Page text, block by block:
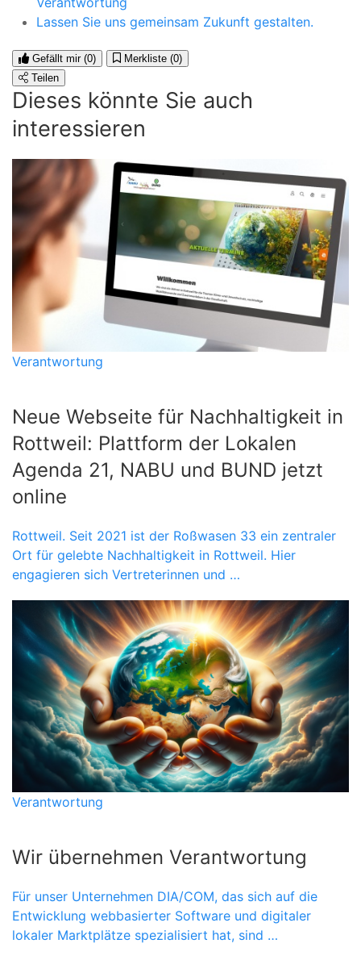
Lassen Sie uns gemeinsam Zukunft gestalten.
Gefällt mir (0) Merkliste (0)
Teilen
Dieses könnte Sie auch
interessieren
Verantwortung
Neue Webseite für Nachhaltigkeit in
Rottweil: Plattform der Lokalen
Agenda 21, NABU und BUND jetzt
online
Rottweil. Seit 2021 ist der Roßwasen 33 ein zentraler
Ort für gelebte Nachhaltigkeit in Rottweil. Hier
engagieren sich Vertreterinnen und …
Verantwortung
Wir übernehmen Verantwortung
Für unser Unternehmen DIA/COM, das sich auf die
Entwicklung webbasierter Software und digitaler
lokaler Marktplätze spezialisiert hat, sind …